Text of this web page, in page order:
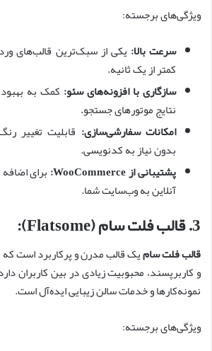
ویژگی‌های برجسته:
سرعت بالا: یکی از سبک‌ترین قالب‌های
کمتر از یک ثانیه.
سازگاری با افزونه‌های سئو: کمک به
نتایج موتورهای جستجو.
امکانات سفارشی‌سازی: قابلیت تغییر
بدون نیاز به کدنویسی.
پشتیبانی از WooCommerce:
برای
آنلاین به وب‌سایت شما.
3. قالب فلت سام (Flatsome):
قالب فلت سامیک قالب مدرن و پرکاربرد است
و کاربرپسند، محبوبیت زیادی در بین کاربران
نمونه‌کارها و خدمات سالن زیبایی ایده‌آل است.
ویژگی‌های برجسته: